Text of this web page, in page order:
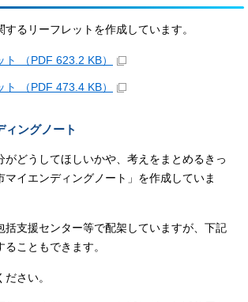
るリーフレットを作成しています。
（PDF 623.2 KB）
（PDF 473.4 KB）
ィングノート
がどうしてほしいかや、考えをまとめるきっ
マイエンディングノート」を作成していま
括支援センター等で配架していますが、下記
こともできます。
さい。